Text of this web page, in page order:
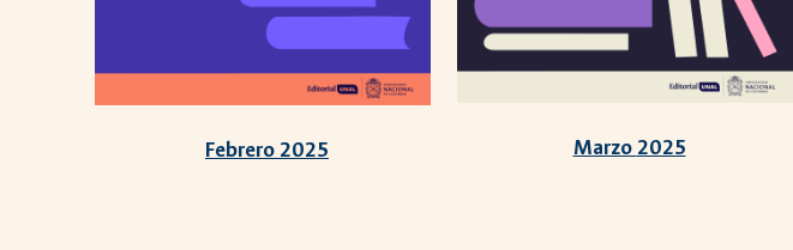
Febrero 2025 Marzo 2025